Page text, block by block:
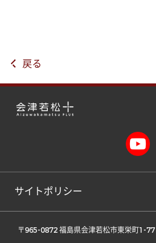
戻る
サイトポリシー
〒965-0872 福島県会津若松市東栄町1-77